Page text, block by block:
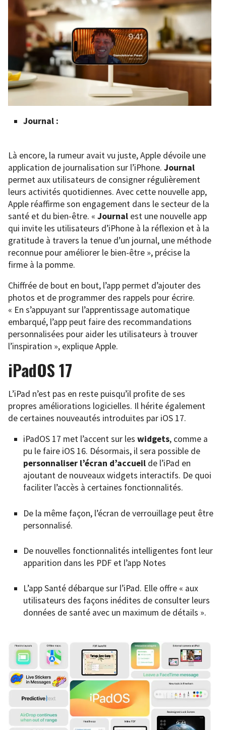
Journal :
Là encore, la rumeur avait vu juste, Apple dévoile une
application de journalisation sur l’iPhone. Journal
permet aux utilisateurs de consigner régulièrement
leurs activités quotidiennes. Avec cette nouvelle app,
Apple réaffirme son engagement dans le secteur de la
santé et du bien-être. « Journal est une nouvelle app
qui invite les utilisateurs d’iPhone à la réflexion et à la
gratitude à travers la tenue d’un journal, une méthode
reconnue pour améliorer le bien-être », précise la
firme à la pomme.
Chiffrée de bout en bout, l’app permet d’ajouter des
photos et de programmer des rappels pour écrire.
« En s’appuyant sur l’apprentissage automatique
embarqué, l’app peut faire des recommandations
personnalisées pour aider les utilisateurs à trouver
l’inspiration », explique Apple.
iPadOS 17
L’iPad n’est pas en reste puisqu’il profite de ses
propres améliorations logicielles. Il hérite également
de certaines nouveautés introduites par iOS 17.
iPadOS 17 met l’accent sur les widgets, comme a
pu le faire iOS 16. Désormais, il sera possible de
personnaliser l’écran d’accueil de l’iPad en
ajoutant de nouveaux widgets interactifs. De quoi
faciliter l’accès à certaines fonctionnalités.
De la même façon, l’écran de verrouillage peut être
personnalisé.
De nouvelles fonctionnalités intelligentes font leur
apparition dans les PDF et l’app Notes
L’app Santé débarque sur l’iPad. Elle offre « aux
utilisateurs des façons inédites de consulter leurs
données de santé avec un maximum de détails ».